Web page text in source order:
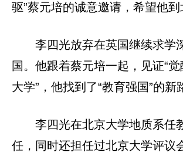
驱”蔡元培的诚意邀请，希望他到
李四光放弃在英国继续求学
国。他跟着蔡元培一起，见证“
大学”，他找到了“教育强国”的新
李四光在北京大学地质系任
任，同时还担任过北京大学评议